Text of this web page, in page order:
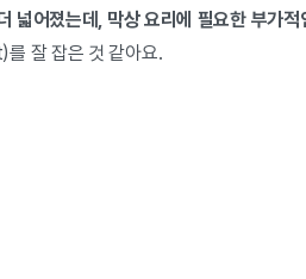
넓어졌는데, 막상 요리에 필요한 부가
잘 잡은 것 같아요.